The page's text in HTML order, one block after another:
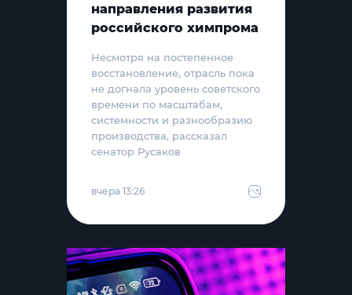
направления развития
российского химпрома
Несмотря на постепенное
восстановление, отрасль пока
не догнала уровень советского
времени по масштабам,
системности и разнообразию
производства, рассказал
сенатор Русаков
вчера 13:26